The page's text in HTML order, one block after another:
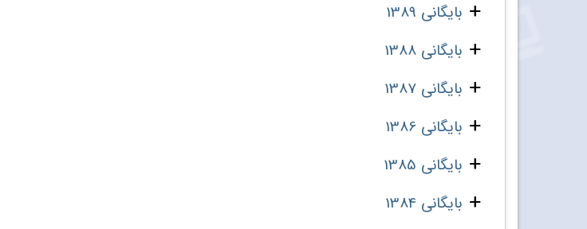
بایگانی 1389
بایگانی 1388
بایگانی 1387
بایگانی 1386
بایگانی 1385
بایگانی 1384